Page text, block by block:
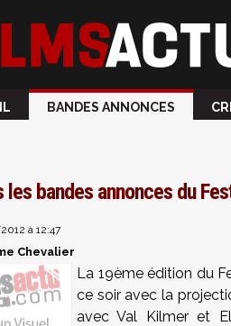
BANDES ANNONCES
les bandes annonces du
à 12:47
Chevalier
La 19ème édition du
ce soir avec la
avec Val Kilmer et